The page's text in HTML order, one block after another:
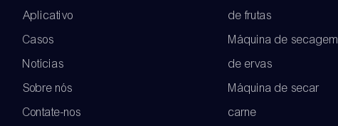
Aplicativo
Casos
Notícias
Sobre nós
Contate-nos
de frutas
Máquina de secagem
de ervas
Máquina de secar
carne